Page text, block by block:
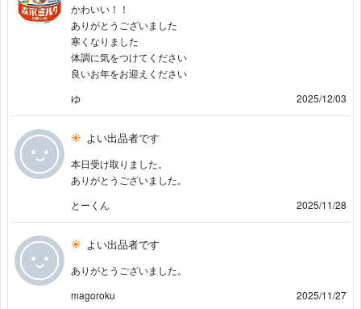
かわいい！！
ありがとうございました
寒くなりました
体調に気をつけてください
良いお年をお迎えください
ゆ
2025/12/03
よい出品者です
本日受け取りました。
ありがとうございました。
とーくん
2025/11/28
よい出品者です
ありがとうございました。
magoroku
2025/11/27